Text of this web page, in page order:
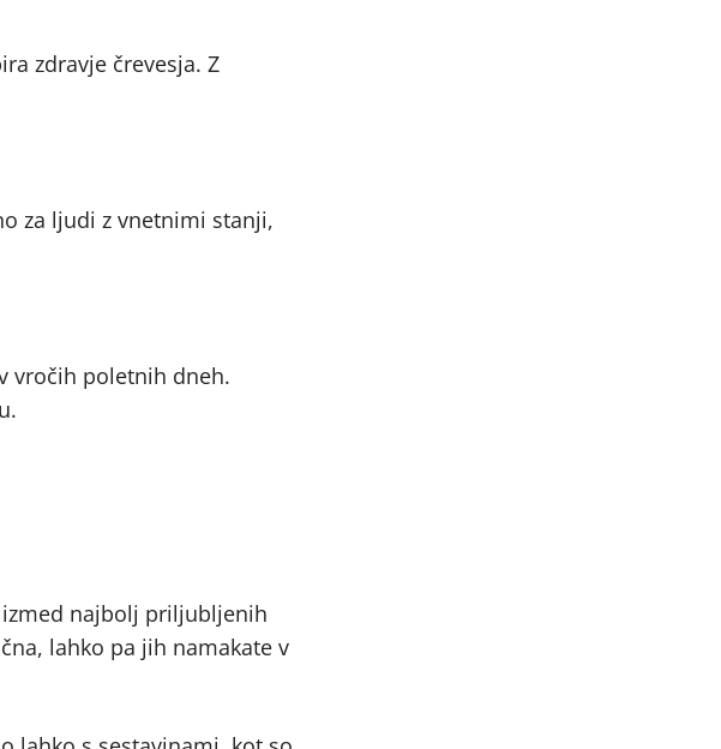
zdravje črevesja. Z
za ljudi z vnetnimi stanji,
vročih poletnih dneh.
izmed najbolj priljubljenih
lahko pa jih namakate v